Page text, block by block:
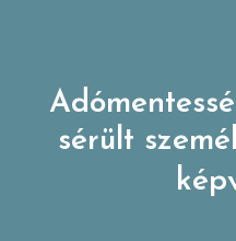
sérült